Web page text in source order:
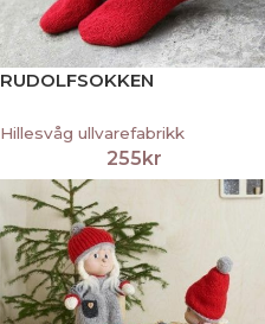
RUDOLFSOKKEN
Hillesvåg ullvarefabrikk
255kr